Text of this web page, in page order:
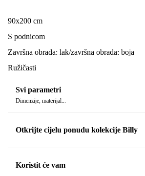
90x200 cm
S podnicom
Završna obrada: lak/završna obrada: boja
Ružičasti
Svi parametri
Dimenzije, materijal...
Otkrijte cijelu ponudu kolekcije Billy
Koristit će vam